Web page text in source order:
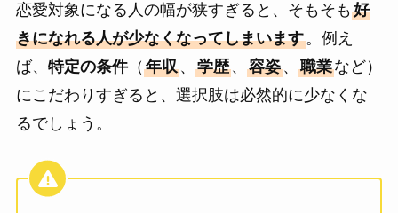
恋愛対象になる人の幅が狭すぎると、そもそも 好
きになれる人が少なくなってしまいます。例え
ば、 特定の条件（ 年収、 学歴、 容姿、 職業など）
にこだわりすぎると、選択肢は必然的に少なくな
るでしょう。